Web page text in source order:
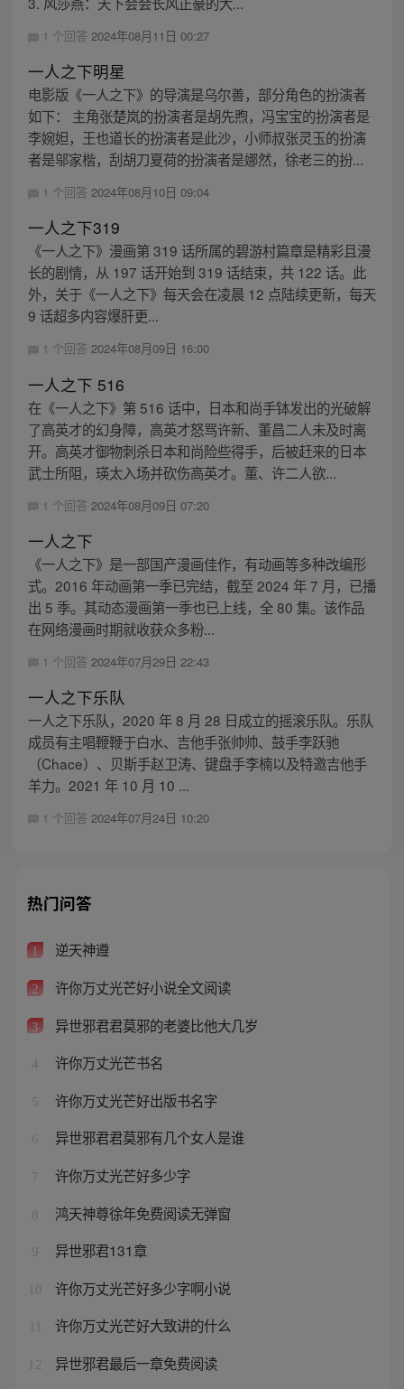
1 个回答 2024年08月11日 00:27
一人之下明星
电影版《一人之下》的导演是乌尔善，部分角色的扮演者
如下： 主角张楚岚的扮演者是胡先煦，冯宝宝的扮演者是
李婉妲，王也道长的扮演者是此沙，小师叔张灵玉的扮演
者是邬家楷，刮胡刀夏荷的扮演者是娜然，徐老三的扮...
1 个回答 2024年08月10日 09:04
一人之下319
《一人之下》漫画第 319 话所属的碧游村篇章是精彩且漫
长的剧情，从 197 话开始到 319 话结束，共 122 话。此
外，关于《一人之下》每天会在凌晨 12 点陆续更新，每天
9 话超多内容爆肝更...
1 个回答 2024年08月09日 16:00
一人之下 516
在《一人之下》第 516 话中，日本和尚手钵发出的光破解
了高英才的幻身障，高英才怒骂许新、董昌二人未及时离
开。高英才御物刺杀日本和尚险些得手，后被赶来的日本
武士所阻，瑛太入场并砍伤高英才。董、许二人欲...
1 个回答 2024年08月09日 07:20
一人之下
《一人之下》是一部国产漫画佳作，有动画等多种改编形
式。2016 年动画第一季已完结，截至 2024 年 7 月，已播
出 5 季。其动态漫画第一季也已上线，全 80 集。该作品
在网络漫画时期就收获众多粉...
1 个回答 2024年07月29日 22:43
一人之下乐队
一人之下乐队，2020 年 8 月 28 日成立的摇滚乐队。乐队
成员有主唱鞭鞭于白水、吉他手张帅帅、鼓手李跃驰
（Chace）、贝斯手赵卫涛、键盘手李楠以及特邀吉他手
羊力。2021 年 10 月 10 ...
1 个回答 2024年07月24日 10:20
热门问答
1 逆天神遵
2 许你万丈光芒好小说全文阅读
3 异世邪君君莫邪的老婆比他大几岁
4 许你万丈光芒书名
5 许你万丈光芒好出版书名字
6 异世邪君君莫邪有几个女人是谁
7 许你万丈光芒好多少字
8 鸿天神尊徐年免费阅读无弹窗
9 异世邪君131章
10 许你万丈光芒好多少字啊小说
许你万丈光芒好大致讲的什么
12 异世邪君最后一章免费阅读